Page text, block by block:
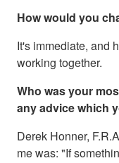
How would you
It's immediate, and
working together.
Who was your
any advice which
Derek Honner,
me was: "If